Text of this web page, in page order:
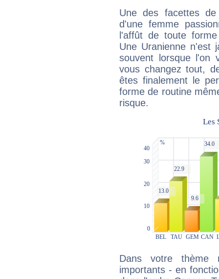
Une des facettes
d'une femme
l'affût de toute
Une Uranienne n'est
souvent lorsque l'on
vous changez tout,
êtes finalement le
forme de routine
risque.
Dans votre thème
importants - en